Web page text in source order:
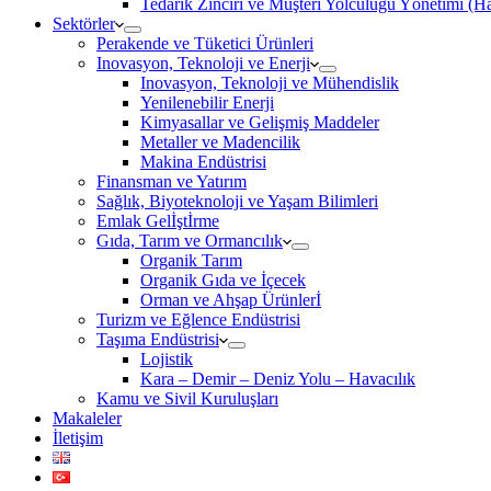
Tedarik Zinciri ve Müşteri Yolculuğu Yönetimi
Sektörler
Perakende ve Tüketici Ürünleri
Inovasyon, Teknoloji ve Enerji
Inovasyon, Teknoloji ve Mühendislik
Yenilenebilir Enerji
Kimyasallar ve Gelişmiş Maddeler
Metaller ve Madencilik
Makina Endüstrisi
Finansman ve Yatırım
Sağlık, Biyoteknoloji ve Yaşam Bilimleri
Emlak Gelİştİrme
Gıda, Tarım ve Ormancılık
Organik Tarım
Organik Gıda ve İçecek
Orman ve Ahşap Ürünlerİ
Turizm ve Eğlence Endüstrisi
Taşıma Endüstrisi
Lojistik
Kara – Demir – Deniz Yolu – Havacılık
Kamu ve Sivil Kuruluşları
Makaleler
İletişim